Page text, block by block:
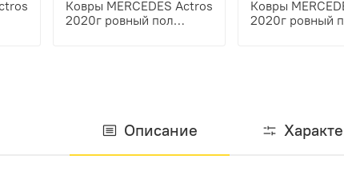
Ковры MERCEDES Actros
2020г ровный пол
Ковры
2020г ровный
Описание